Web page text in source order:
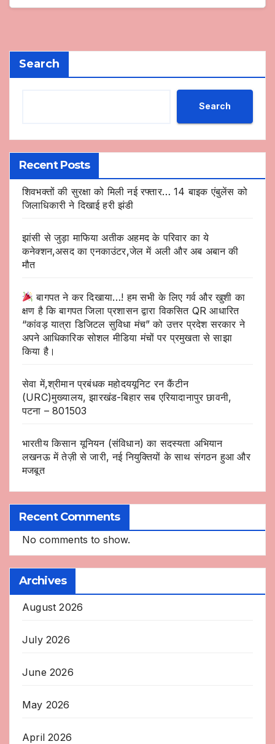
Search
Search
Recent Posts
शिवभक्तों की सुरक्षा को मिली नई रफ्तार… 14 बाइक एंबुलेंस को
जिलाधिकारी ने दिखाई हरी झंडी
झांसी से जुड़ा माफिया अतीक अहमद के परिवार का ये
कनेक्शन,असद का एनकाउंटर,जेल में अली और अब अबान की
मौत
बागपत ने कर दिखाया…! हम सभी के लिए गर्व और खुशी का
क्षण है कि बागपत जिला प्रशासन द्वारा विकसित QR आधारित
“कांवड़ यात्रा डिजिटल सुविधा मंच” को उत्तर प्रदेश सरकार ने
अपने आधिकारिक सोशल मीडिया मंचों पर प्रमुखता से साझा
किया है।
सेवा में,श्रीमान प्रबंधक महोदययूनिट रन कैंटीन
(URC)मुख्यालय, झारखंड-बिहार सब एरियादानापुर छावनी,
पटना – 801503
भारतीय किसान यूनियन (संविधान) का सदस्यता अभियान
लखनऊ में तेज़ी से जारी, नई नियुक्तियों के साथ संगठन हुआ और
मजबूत
Recent Comments
No comments to show.
Archives
August 2026
July 2026
June 2026
May 2026
April 2026